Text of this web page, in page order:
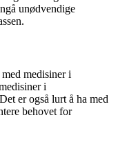
unødvendige
medisiner i
i
er også lurt å ha med
behovet for